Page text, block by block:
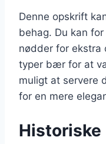
Denne opskrift
behag. Du kan
nødder for ekstra
typer bær for at
muligt at servere
for en mere
Historiske